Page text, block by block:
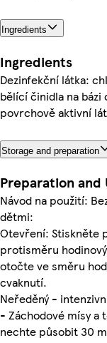
Ingredients
Ingredients
Dezinfekční látka:
bělící činidla na
povrchově aktivní
Storage and preparation
Preparation and
Návod na použití:
dětmi:
Otevření: Stiskněte
protisměru
otočte ve směru
cvaknutí.
Neředěný -
- Záchodové mísy a
nechte působit 30